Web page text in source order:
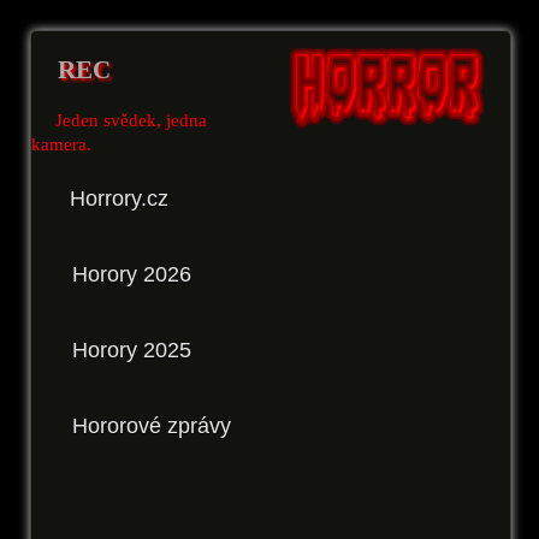
REC
Jeden svědek, jedna
kamera.
Horrory.cz
Horory 2026
Horory 2025
Hororové zprávy